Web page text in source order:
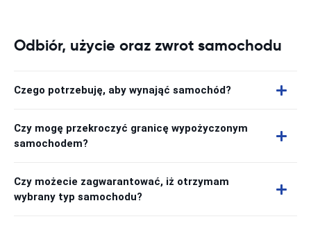
Odbiór, użycie oraz zwrot samochodu
Czego potrzebuję, aby wynająć samochód?
Czy mogę przekroczyć granicę wypożyczonym
samochodem?
Czy możecie zagwarantować, iż otrzymam
wybrany typ samochodu?